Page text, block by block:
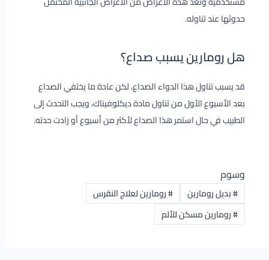
حدوثها عند تناوله.
هل رومارين يسبب صداع؟
قد يسبب تناول هذا الدواء الصداع، لكن عادة ما يختفي الصداع
بعد الأسبوع الأول من تناول مادة ديكلوفيناك، ويجب التحدث إلى
الطبيب في حال استمر هذا الصداع لأكثر من أسبوع أو زادت حدته.
وسوم
#بديل رومارين #رومارين لعلاج النقرس
#رومارين مسكن للألم